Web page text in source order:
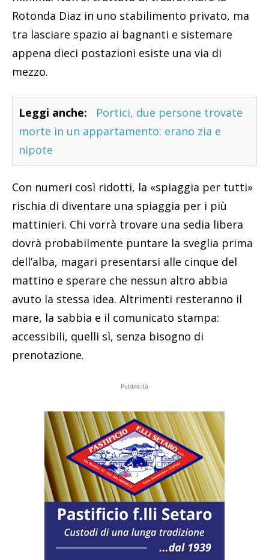
Rotonda Diaz in uno stabilimento privato, ma
tra lasciare spazio ai bagnanti e sistemare
appena dieci postazioni esiste una via di
mezzo.
Leggi anche:
Portici, due persone trovate
morte in un appartamento: erano zia e
nipote
Con numeri così ridotti, la «spiaggia per tutti»
rischia di diventare una spiaggia per i più
mattinieri. Chi vorrà trovare una sedia libera
dovrà probabilmente puntare la sveglia prima
dell’alba, magari presentarsi alle cinque del
mattino e sperare che nessun altro abbia
avuto la stessa idea. Altrimenti resteranno il
mare, la sabbia e il comunicato stampa:
accessibili, quelli sì, senza bisogno di
prenotazione.
Pubblicità